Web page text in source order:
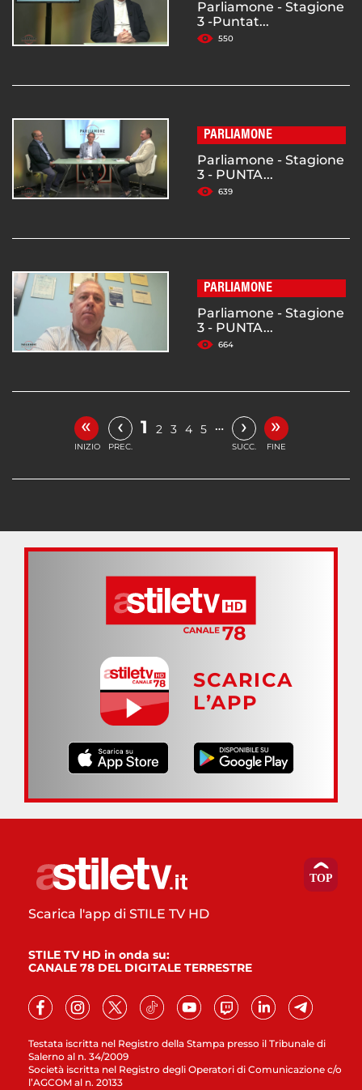
Parliamone - Stagione
3 -Puntat...
550
PARLIAMONE
Parliamone - Stagione
3 - PUNTA...
639
PARLIAMONE
Parliamone - Stagione
3 - PUNTA...
664
«
INIZIO
‹
PREC.
1 2 3 4 5 … ›
SUCC.
»
FINE
SCARICA
L’APP
Testata iscritta nel Registro della Stampa presso il Tribunale di
Salerno al n. 34/2009
Società iscritta nel Registro degli Operatori di Comunicazione c/o
l’AGCOM al n. 20133
Scarica l'app di STILE TV HD
STILE TV HD in onda su:
CANALE 78 DEL DIGITALE TERRESTRE